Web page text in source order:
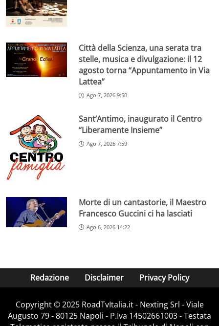
Città della Scienza, una serata tra
stelle, musica e divulgazione: il 12
agosto torna “Appuntamento in Via
Lattea”
Ago 7, 2026 9:50
Sant’Antimo, inaugurato il Centro
“Liberamente Insieme”
Ago 7, 2026 7:59
Morte di un cantastorie, il Maestro
Francesco Guccini ci ha lasciati
Ago 6, 2026 14:22
Redazione Disclaimer Privacy Policy
Copyright ©️ 2025 RoadTvItalia.it - Nexting Srl - Viale
Augusto 79 - 80125 Napoli - P.Iva 14502661003 - Testata